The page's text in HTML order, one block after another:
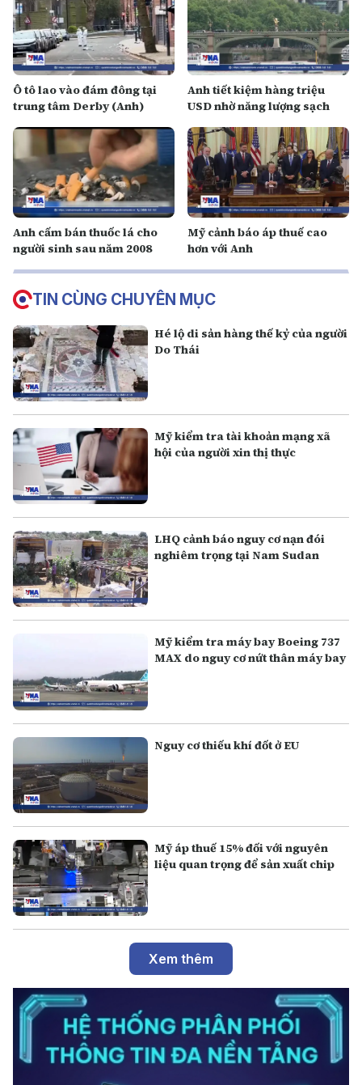
Ô tô lao vào đám đông tại
trung tâm Derby (Anh)
Anh tiết kiệm hàng triệu
USD nhờ năng lượng sạch
Anh cấm bán thuốc lá cho
người sinh sau năm 2008
Mỹ cảnh báo áp thuế cao
hơn với Anh
TIN CÙNG CHUYÊN MỤC
Hé lộ di sản hàng thế kỷ của người
Do Thái
Mỹ kiểm tra tài khoản mạng xã
hội của người xin thị thực
LHQ cảnh báo nguy cơ nạn đói
nghiêm trọng tại Nam Sudan
Mỹ kiểm tra máy bay Boeing 737
MAX do nguy cơ nứt thân máy bay
Nguy cơ thiếu khí đốt ở EU
Mỹ áp thuế 15% đối với nguyên
liệu quan trọng để sản xuất chip
Xem thêm